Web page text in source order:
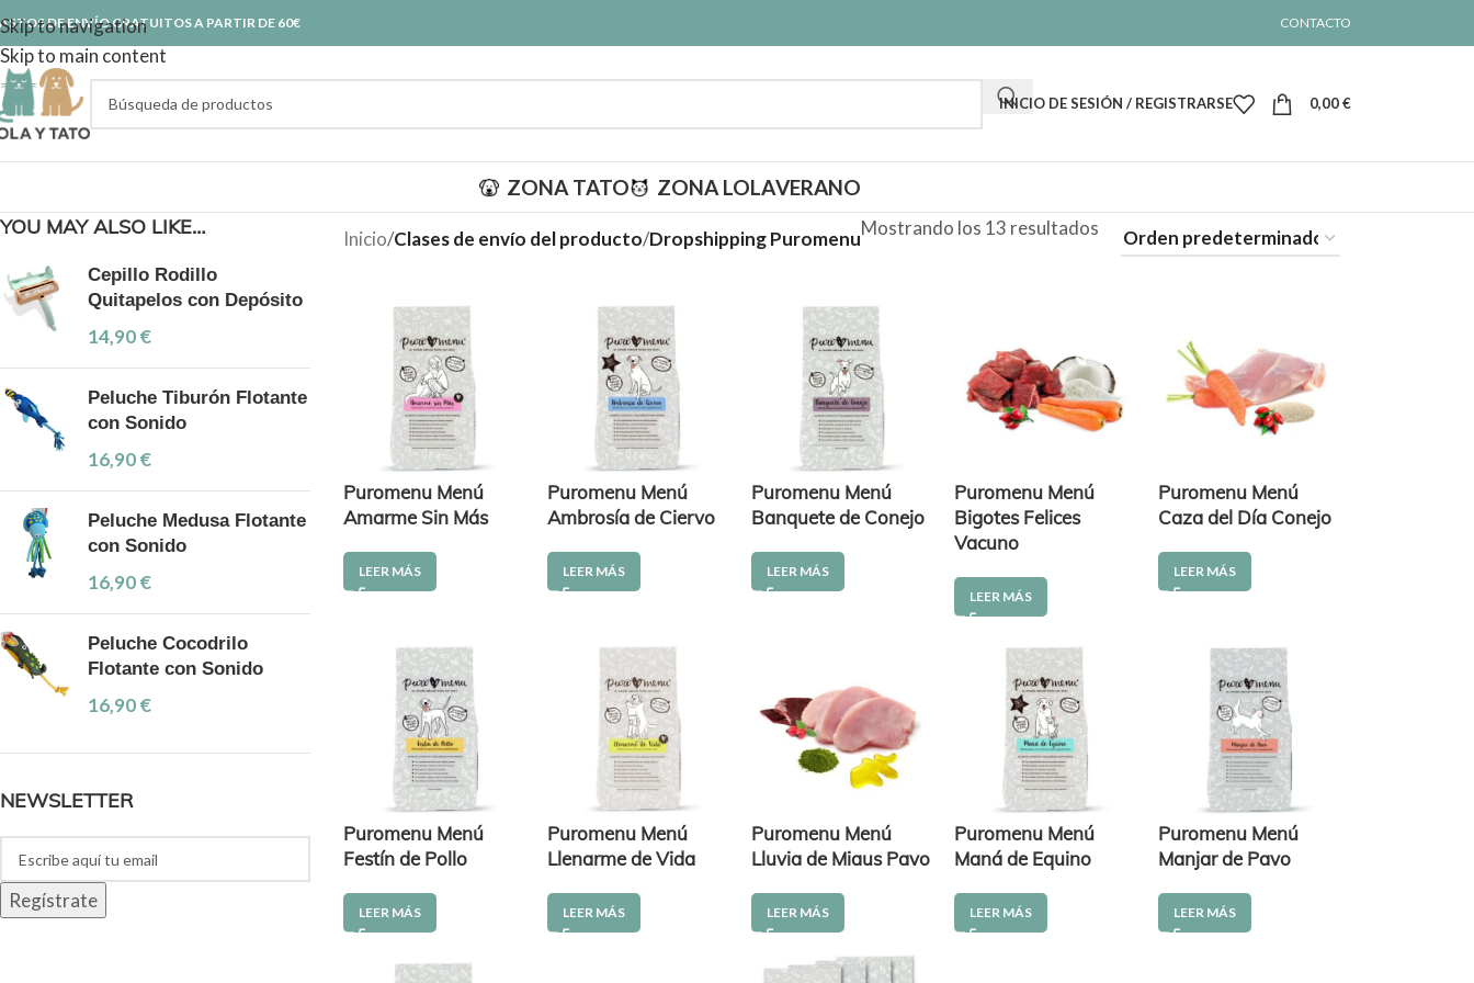
Skip to navigation
Skip to main content
DE ENVÍO GRATUITOS A PARTIR DE 60€ CONTACTO
INICIO DE SESIÓN / REGISTRARSE 0,00€
ZONA TATO ZONA LOLAVERANO
YOU MAY ALSO LIKE…
Cepillo Rodillo
Quitapelos con Depósito
14,90€
Peluche Tiburón Flotante
con Sonido
16,90€
Peluche Medusa Flotante
con Sonido
16,90€
Peluche Cocodrilo
Flotante con Sonido
16,90€
NEWSLETTER
Inicio/Clases de envío del producto/Dropshipping PuromenuMostrando los 13 resultados
Puromenu Menú
Amarme Sin Más
LEER MÁS
Puromenu Menú
Ambrosía de Ciervo
LEER MÁS
Puromenu Menú
Banquete de Conejo
LEER MÁS
Puromenu Menú
Bigotes Felices
Vacuno
LEER MÁS
Puromenu Menú
Caza del Día Conejo
LEER MÁS
Puromenu Menú
Festín de Pollo
LEER MÁS
Puromenu Menú
Llenarme de Vida
LEER MÁS
Puromenu Menú
Lluvia de Miaus Pavo
LEER MÁS
Puromenu Menú
Maná de Equino
LEER MÁS
Puromenu Menú
Manjar de Pavo
LEER MÁS